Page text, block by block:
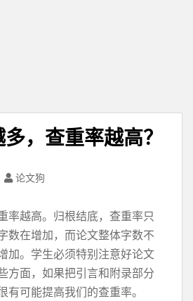
，查重率越高？
论文狗
率越高。归根结底，查重率只
数在增加，而论文整体字数不
加。学生必须特别注意好论文
方面，如果把引言和附录部分
有可能提高我们的查重率。